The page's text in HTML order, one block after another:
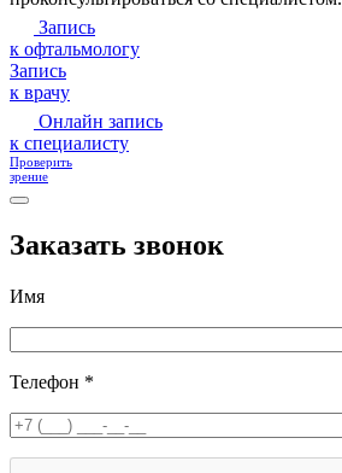
Запись
к офтальмологу
Запись
к врачу
Онлайн запись
к специалисту
Проверить
зрение
Заказать звонок
Имя
Телефон *